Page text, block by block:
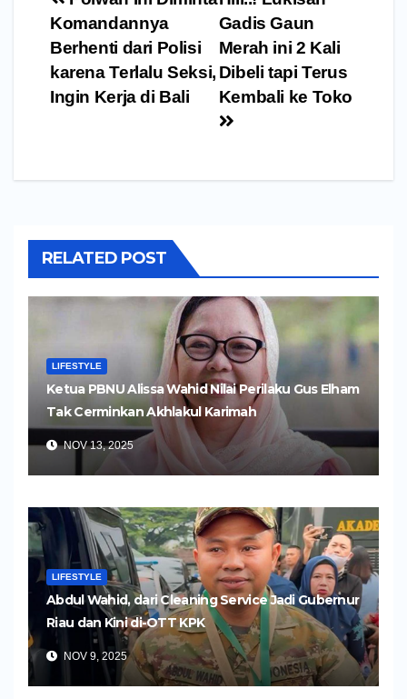
pos
Gadis Gaun
Merah ini 2 Kali
Dibeli tapi Terus
Kembali ke Toko
Komandannya
Berhenti dari Polisi
karena Terlalu Seksi,
Ingin Kerja di Bali
RELATED POST
LIFESTYLE
Ketua PBNU Alissa Wahid Nilai Perilaku Gus Elham
Tak Cerminkan Akhlakul Karimah
NOV 13, 2025
LIFESTYLE
Abdul Wahid, dari Cleaning Service Jadi Gubernur
Riau dan Kini di-OTT KPK
NOV 9, 2025